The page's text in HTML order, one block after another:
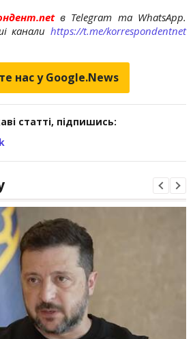
в Telegram та WhatsApp.
канали https://t.me/korrespondentnet
нас у Google.News
статті, підпишись: